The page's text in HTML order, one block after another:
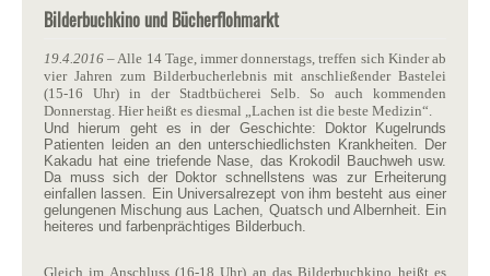
Bilderbuchkino und Bücherflohmarkt
19.4.2016 – Alle 14 Tage, immer donnerstags, treffen sich Kinder ab
vier Jahren zum Bilderbucherlebnis mit anschließender Bastelei
(15-16 Uhr) in der Stadtbücherei Selb. So auch kommenden
Donnerstag. Hier heißt es diesmal „Lachen ist die beste Medizin“.
Und hierum geht es in der Geschichte: Doktor Kugelrunds
Patienten leiden an den unterschiedlichsten Krankheiten. Der
Kakadu hat eine triefende Nase, das Krokodil Bauchweh usw.
Da muss sich der Doktor schnellstens was zur Erheiterung
einfallen lassen. Ein Universalrezept von ihm besteht aus einer
gelungenen Mischung aus Lachen, Quatsch und Albernheit. Ein
heiteres und farbenprächtiges Bilderbuch.
Gleich im Anschluss (16-18 Uhr) an das Bilderbuchkino heißt es